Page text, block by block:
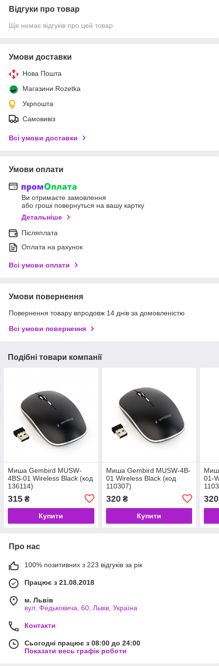
Відгуки про товар
Ще немає відгуків про цей товар
Умови доставки
Нова Пошта
Магазини Rozetka
Укрпошта
Самовивіз
Всі умови доставки
Умови оплати
Ви отримаєте замовлення
або гроші повернуться на вашу картку
Детальніше
Післяплата
Оплата на рахунок
Всі умови оплати
Умови повернення
Повернення товару впродовж 14 днів за домовленістю
Всі умови повернення
Подібні товари компанії
Миша Gembird MUSW-
4BS-01 Wireless Black (код
136114)
315 ₴
Купити
Миша Gembird MUSW-4B-
01 Wireless Black (код
110307)
320₴
Купити
01-
320
Про нас
100% позитивних з 223 відгуків за рік
Працює з 21.08.2018
м. Львів
вул. Федьковича, 60, Львів, Україна
Контакти
Сьогодні працює з 08:00 до 24:00
Показати весь графік роботи